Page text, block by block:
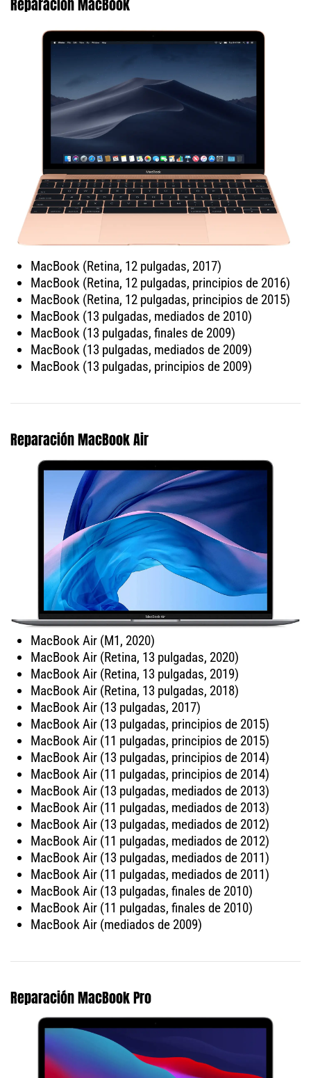
Reparación MacBook
MacBook (Retina, 12 pulgadas, 2017)
MacBook (Retina, 12 pulgadas, principios de 2016)
MacBook (Retina, 12 pulgadas, principios de 2015)
MacBook (13 pulgadas, mediados de 2010)
MacBook (13 pulgadas, finales de 2009)
MacBook (13 pulgadas, mediados de 2009)
MacBook (13 pulgadas, principios de 2009)
Reparación MacBook Air
MacBook Air (M1, 2020)
MacBook Air (Retina, 13 pulgadas, 2020)
MacBook Air (Retina, 13 pulgadas, 2019)
MacBook Air (Retina, 13 pulgadas, 2018)
MacBook Air (13 pulgadas, 2017)
MacBook Air (13 pulgadas, principios de 2015)
MacBook Air (11 pulgadas, principios de 2015)
MacBook Air (13 pulgadas, principios de 2014)
MacBook Air (11 pulgadas, principios de 2014)
MacBook Air (13 pulgadas, mediados de 2013)
MacBook Air (11 pulgadas, mediados de 2013)
MacBook Air (13 pulgadas, mediados de 2012)
MacBook Air (11 pulgadas, mediados de 2012)
MacBook Air (13 pulgadas, mediados de 2011)
MacBook Air (11 pulgadas, mediados de 2011)
MacBook Air (13 pulgadas, finales de 2010)
MacBook Air (11 pulgadas, finales de 2010)
MacBook Air (mediados de 2009)
Reparación MacBook Pro